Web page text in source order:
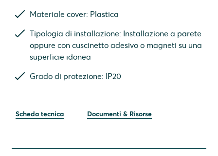
Materiale cover: Plastica
Tipologia di installazione: Installazione a parete
oppure con cuscinetto adesivo o magneti su una
superficie idonea
Grado di protezione: IP20
Scheda tecnica Documenti & Risorse